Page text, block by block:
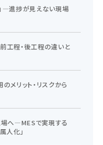
―進捗が見えない現場
工程・後工程の違いと
メリット・リスクから
場へ―MESで実現する
人化」